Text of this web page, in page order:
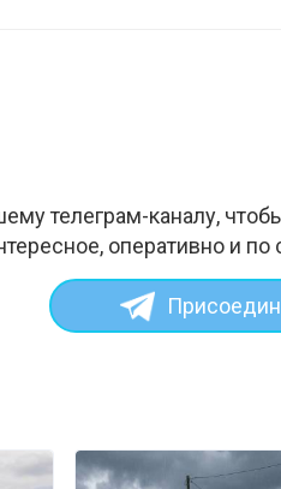
телеграм-каналу,
оперативно и